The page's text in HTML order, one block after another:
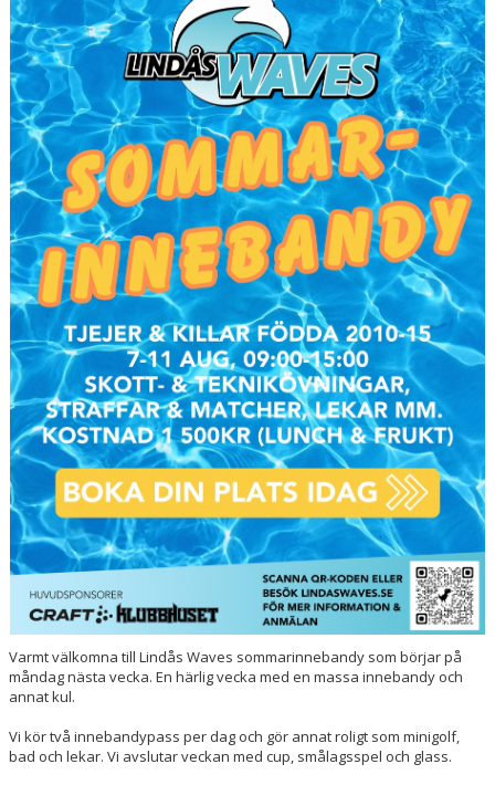
MATCHER
INFORMATION CAFÉ
FÖRSÄLJNINGSAKTIVITET
BILDGALLERI
DOKUMENT
INFO LEDARE
Varmt välkomna till Lindås Waves sommarinnebandy som börjar på
måndag nästa vecka. En härlig vecka med en massa innebandy och
annat kul.
Vi kör två innebandypass per dag och gör annat roligt som minigolf,
bad och lekar. Vi avslutar veckan med cup, smålagsspel och glass.